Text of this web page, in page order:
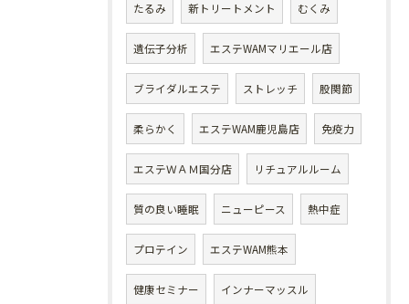
たるみ 新トリートメント むくみ
遺伝子分析 エステWAMマリエール店
ブライダルエステ ストレッチ 股関節
柔らかく エステWAM鹿児島店 免疫力
エステＷＡＭ国分店 リチュアルルーム
質の良い睡眠 ニューピース 熱中症
プロテイン エステWAM熊本
健康セミナー インナーマッスル